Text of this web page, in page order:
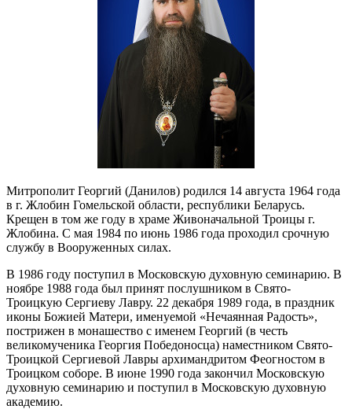
Митрополит Георгий (Данилов) родился 14 августа 1964 года
в г. Жлобин Гомельской области, республики Беларусь.
Крещен в том же году в храме Живоначальной Троицы г.
Жлобина. С мая 1984 по июнь 1986 года проходил срочную
службу в Вооруженных cилах.
В 1986 году поступил в Московскую духовную cеминарию. В
ноябре 1988 года был принят послушником в Свято-
Троицкую Сергиеву Лавру. 22 декабря 1989 года, в праздник
иконы Божией Матери, именуемой «Нечаянная Радость»,
пострижен в монашество с именем Георгий (в честь
великомученика Георгия Победоносца) наместником Свято-
Троицкой Сергиевой Лавры архимандритом Феогностом в
Троицком соборе. В июне 1990 года закончил Московскую
духовную семинарию и поступил в Московскую духовную
академию.